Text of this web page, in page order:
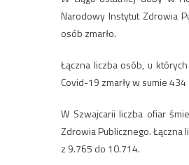
Narodowy Instytut Zdrowia
osób zmarło.
Łączna liczba osób, u
Covid-19 zmarły w sumie 434
W Szwajcarii liczba ofiar
Zdrowia Publicznego. Łączna
z 9.765 do 10.714.